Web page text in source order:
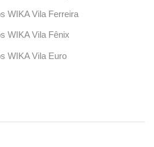
WIKA Vila Ferreira
WIKA Vila Fênix
WIKA Vila Euro